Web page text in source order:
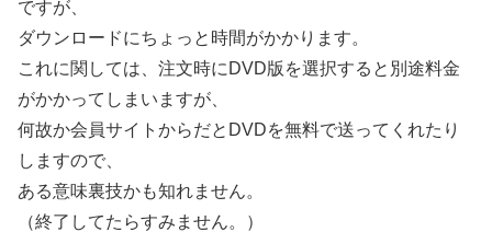
ですが、
ダウンロードにちょっと時間がかかります。
これに関しては、注文時にDVD版を選択すると別途料金
がかかってしまいますが、
何故か会員サイトからだとDVDを無料で送ってくれたり
しますので、
ある意味裏技かも知れません。
（終了してたらすみません。）